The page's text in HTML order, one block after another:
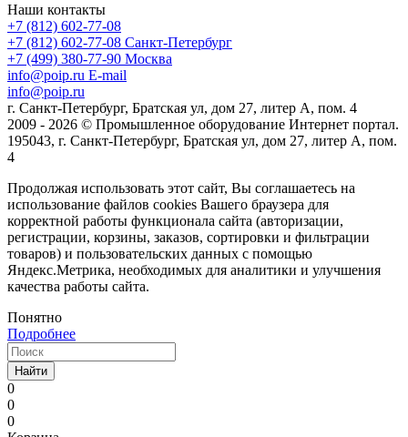
Наши контакты
+7 (812) 602-77-08
+7 (812) 602-77-08 Санкт-Петербург
+7 (499) 380-77-90 Москва
info@poip.ru E-mail
info@poip.ru
г. Санкт-Петербург, Братская ул, дом 27, литер А, пом. 4
2009 - 2026 © Промышленное оборудование Интернет портал.
195043, г. Санкт-Петербург, Братская ул, дом 27, литер А, пом.
4
Продолжая использовать этот сайт, Вы соглашаетесь на
использование файлов cookies Вашего браузера для
корректной работы функционала сайта (авторизации,
регистрации, корзины, заказов, сортировки и фильтрации
товаров) и пользовательских данных с помощью
Яндекс.Метрика, необходимых для аналитики и улучшения
качества работы сайта.
Понятно
Подробнее
Найти
0
0
0